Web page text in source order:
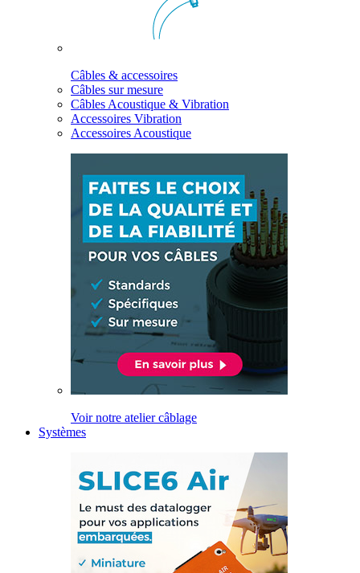
Câbles & accessoires
Câbles sur mesure
Câbles Acoustique & Vibration
Accessoires Vibration
Accessoires Acoustique
Voir notre atelier câblage
Systèmes